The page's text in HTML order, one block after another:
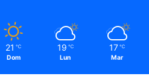
21 ℃
Dom
19 ℃
Lun
17 ℃
Mar